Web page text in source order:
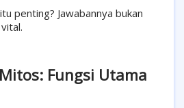
penting? Jawabannya bukan
Fungsi Utama